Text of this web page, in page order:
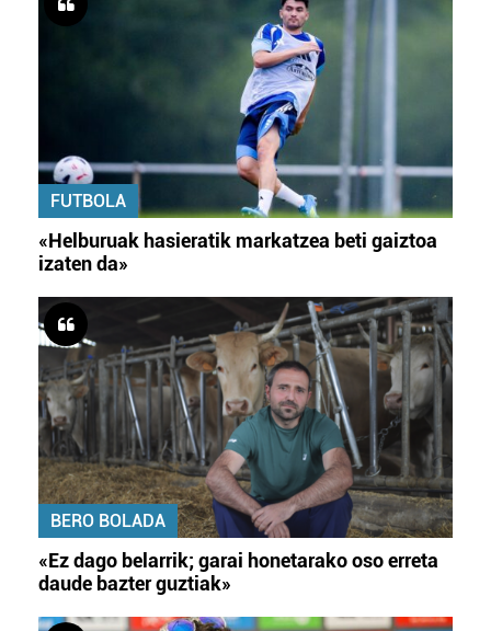
FUTBOLA
«Helburuak hasieratik markatzea beti gaiztoa
izaten da»
BERO BOLADA
«Ez dago belarrik; garai honetarako oso erreta
daude bazter guztiak»